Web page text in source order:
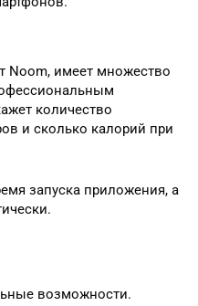
Noom, имеет множество
количество
и сколько калорий при
запуска приложения, а
возможности.